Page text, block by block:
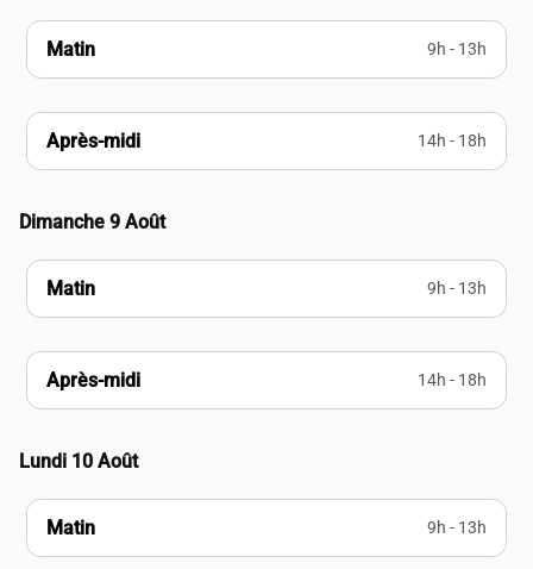
Matin 9h - 13h
Après-midi 14h - 18h
Dimanche 9 Août
Matin 9h - 13h
Après-midi 14h - 18h
Lundi 10 Août
Matin 9h - 13h